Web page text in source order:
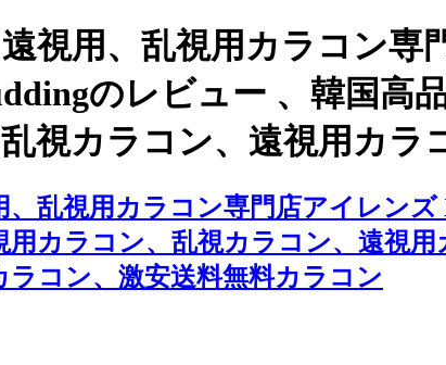
視用、乱視用カラコン
のレビュー 、韓国高
視カラコン、遠視用カ
乱視用カラコン専門店アイレン
用カラコン、乱視カラコン、遠視
コン、激安送料無料カラコン